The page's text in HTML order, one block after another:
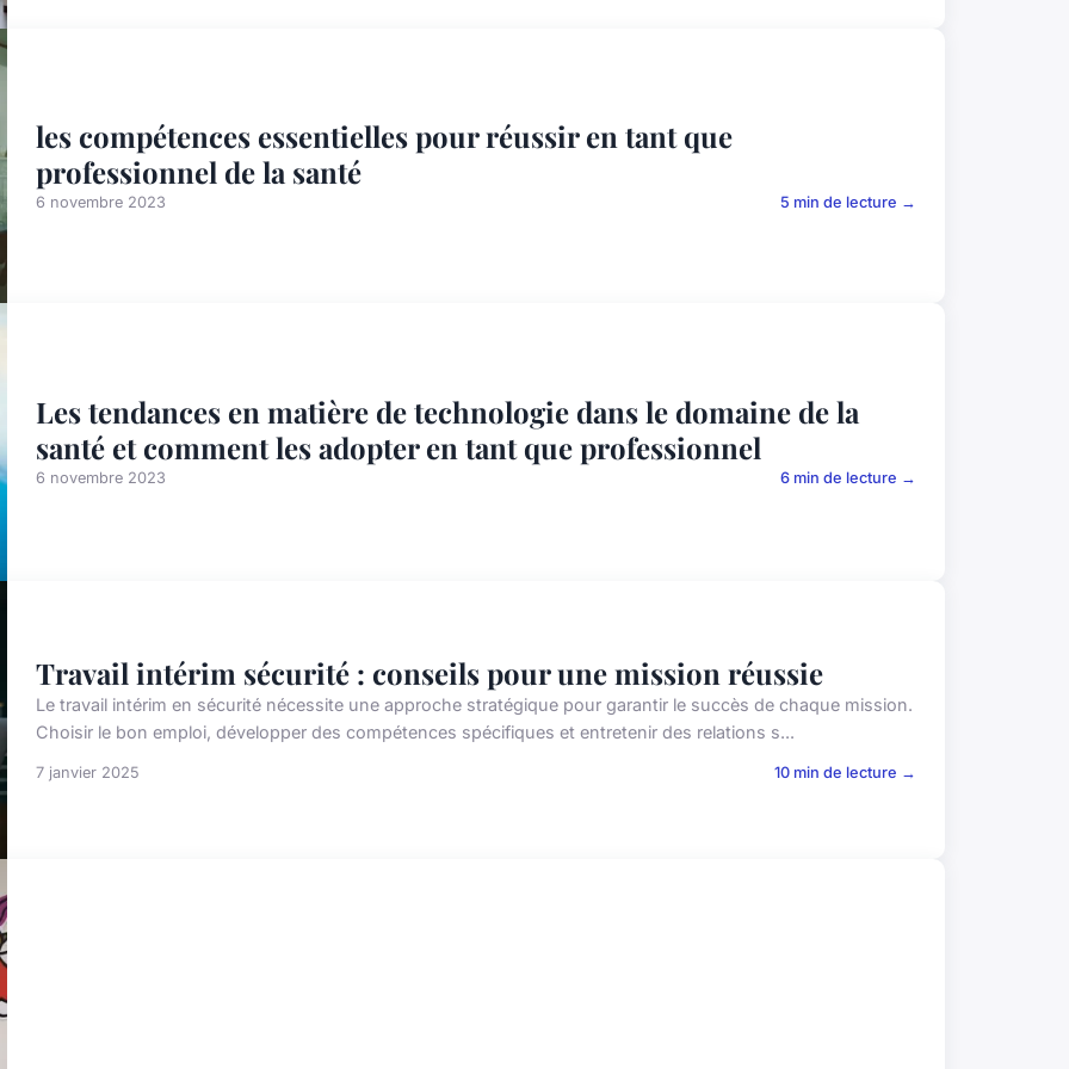
les compétences essentielles pour réussir en tant que
professionnel de la santé
6 novembre 2023 5 min de lecture →
Les tendances en matière de technologie dans le domaine de la
santé et comment les adopter en tant que professionnel
6 novembre 2023 6 min de lecture →
Travail intérim sécurité : conseils pour une mission réussie
Le travail intérim en sécurité nécessite une approche stratégique pour garantir le succès de chaque mission.
Choisir le bon emploi, développer des compétences spécifiques et entretenir des relations s...
7 janvier 2025 10 min de lecture →